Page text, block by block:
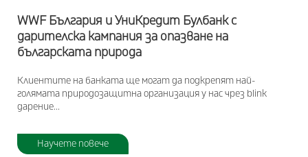
WWF България и УниКредит Булбанк с
дарителска кампания за опазване на
българската природа
Клиентите на банката ще могат да подкрепят най-
голямата природозащитна организация у нас чрез blink
дарение...
Научете повече